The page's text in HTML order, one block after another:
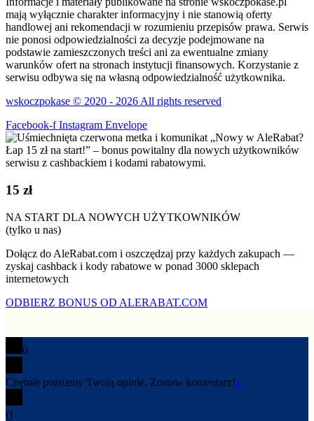
mają wyłącznie charakter informacyjny i nie stanowią oferty
handlowej ani rekomendacji w rozumieniu przepisów prawa. Serwis
nie ponosi odpowiedzialności za decyzje podejmowane na
podstawie zamieszczonych treści ani za ewentualne zmiany
warunków ofert na stronach instytucji finansowych. Korzystanie z
serwisu odbywa się na własną odpowiedzialność użytkownika.
wskoczpokase © 2020 - 2026 All rights reserved
Facebook-f Instagram Envelope
15 zł
NA START DLA NOWYCH UŻYTKOWNIKÓW
(tylko u nas)
Dołącz do AleRabat.com i oszczędzaj przy każdych zakupach —
zyskaj cashback i kody rabatowe w ponad 3000 sklepach
internetowych
ODBIERZ BONUS OD ALERABAT.COM
0
Chętnie poznamy Twoją opinie. Zostaw komentarz!x
()